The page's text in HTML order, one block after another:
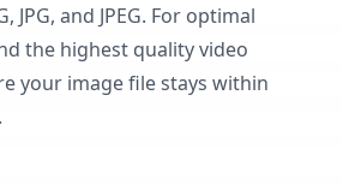
JPG, and JPEG. For optimal
the highest quality video
your image file stays within